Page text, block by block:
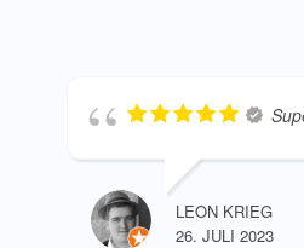
LEON KRIEG
26. JULI 2023